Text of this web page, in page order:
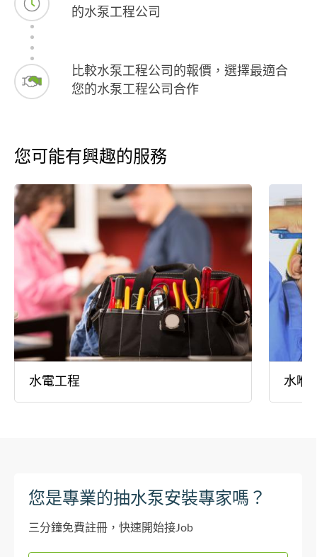
的水泵工程公司
比較水泵工程公司的報價，選擇最適合
您的水泵工程公司合作
您可能有興趣的服務
水電工程 水喉
您是專業的抽水泵安裝專家嗎？
三分鐘免費註冊，快速開始接Job